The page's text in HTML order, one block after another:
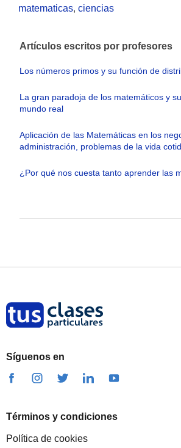
matematicas, ciencias
Artículos escritos por profesores
Los números primos y su función de
La gran paradoja de los matemáticos y
mundo real
Aplicación de las Matemáticas en los
administración, problemas de la vida
¿Por qué nos cuesta tanto aprender las
Síguenos en
Términos y condiciones
Política de cookies